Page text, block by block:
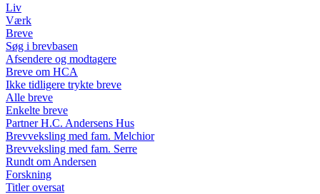
Liv
Værk
Breve
Søg i brevbasen
Afsendere og modtagere
Breve om HCA
Ikke tidligere trykte breve
Alle breve
Enkelte breve
Partner H.C. Andersens Hus
Brevveksling med fam. Melchior
Brevveksling med fam. Serre
Rundt om Andersen
Forskning
Titler oversat